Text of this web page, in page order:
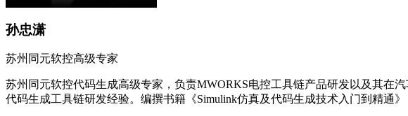
孙忠潇
苏州同元软控高级专家
苏州同元软控代码生成高级专家，负责MWORKS电控工具链产品研发以及其在
代码生成工具链研发经验。编撰书籍《Simulink仿真及代码生成技术入门到精通